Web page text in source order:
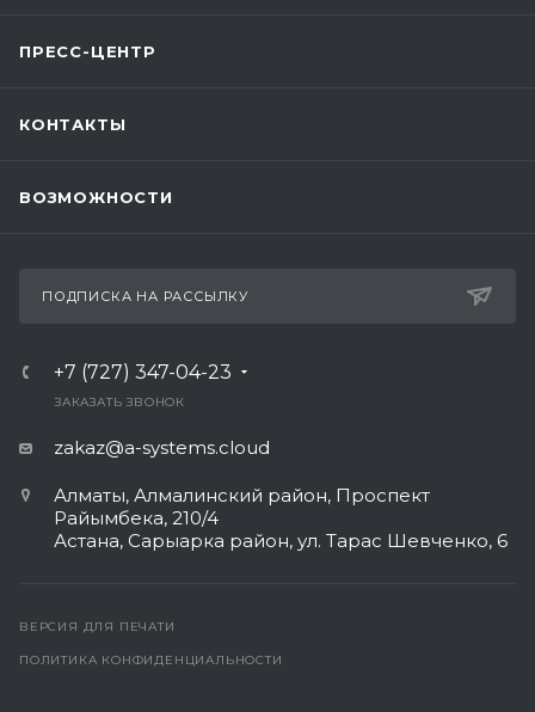
ПРЕСС-ЦЕНТР
КОНТАКТЫ
ВОЗМОЖНОСТИ
ПОДПИСКА НА РАССЫЛКУ
+7 (727) 347-04-23
ЗАКАЗАТЬ ЗВОНОК
zakaz@a-systems.cloud
Алматы, ​Алмалинский район, Проспект
Райымбека, 210/4
Астана, Сарыарка район, ул. Тарас Шевченко, 6​
ВЕРСИЯ ДЛЯ ПЕЧАТИ
ПОЛИТИКА КОНФИДЕНЦИАЛЬНОСТИ